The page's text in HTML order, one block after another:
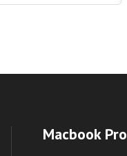
Macbook Pro